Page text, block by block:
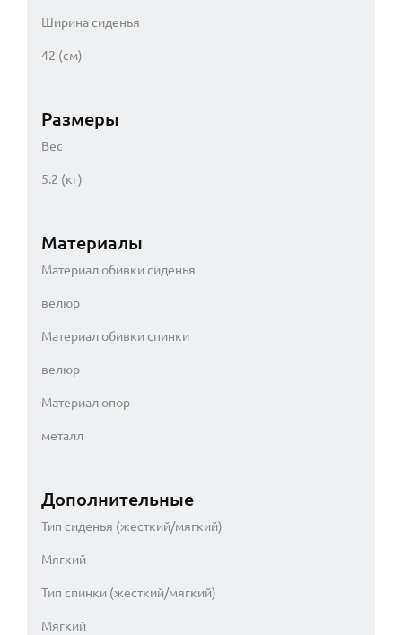
Ширина сиденья
42 (см)
Размеры
Вес
5.2 (кг)
Материалы
Материал обивки сиденья
велюр
Материал обивки спинки
велюр
Материал опор
металл
Дополнительные
Тип сиденья (жесткий/мягкий)
Мягкий
Тип спинки (жесткий/мягкий)
Мягкий